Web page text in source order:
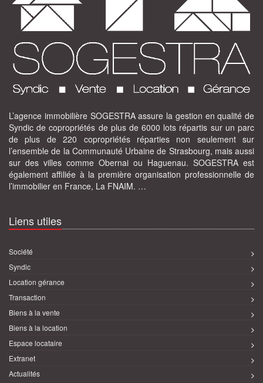
L’agence immobilière SOGESTRA assure la gestion en qualité de
Syndic de copropriétés de plus de 6000 lots répartis sur un parc
de plus de 220 copropriétés réparties non seulement sur
l’ensemble de la Communauté Urbaine de Strasbourg, mais aussi
sur des villes comme Obernai ou Haguenau. SOGESTRA est
également affiliée à la première organisation professionnelle de
l’immobilier en France, La FNAIM. …
Liens utiles
Société
Syndic
Location gérance
Transaction
Biens à la vente
Biens à la location
Espace locataire
Extranet
Actualités